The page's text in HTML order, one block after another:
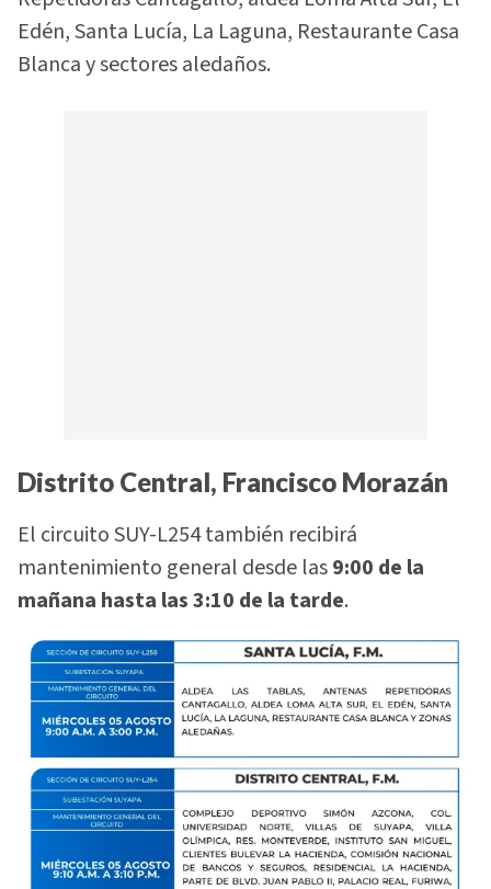
Edén, Santa Lucía, La Laguna, Restaurante Casa
Blanca y sectores aledaños.
Distrito Central, Francisco Morazán
El circuito SUY-L254 también recibirá
mantenimiento general desde las9:00 de la
mañana hasta las 3:10 de la tarde.